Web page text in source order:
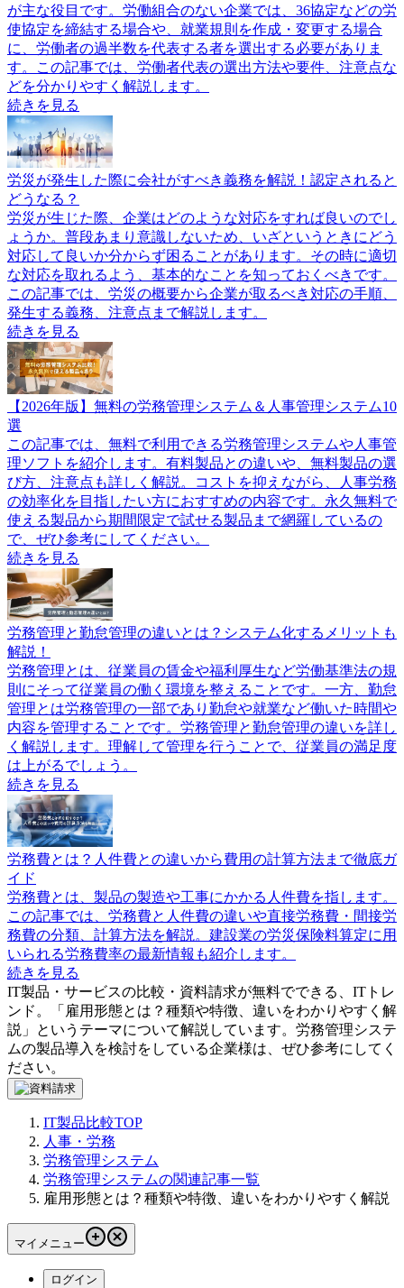
が主な役目です。労働組合のない企業では、36協定などの労
使協定を締結する場合や、就業規則を作成・変更する場合
に、労働者の過半数を代表する者を選出する必要がありま
す。この記事では、労働者代表の選出方法や要件、注意点な
どを分かりやすく解説します。
続きを見る
労災が発生した際に会社がすべき義務を解説！認定されると
どうなる？
労災が生じた際、企業はどのような対応をすれば良いのでし
ょうか。普段あまり意識しないため、いざというときにどう
対応して良いか分からず困ることがあります。その時に適切
な対応を取れるよう、基本的なことを知っておくべきです。
この記事では、労災の概要から企業が取るべき対応の手順、
発生する義務、注意点まで解説します。
続きを見る
【2026年版】無料の労務管理システム＆人事管理システム10
選
この記事では、無料で利用できる労務管理システムや人事管
理ソフトを紹介します。有料製品との違いや、無料製品の選
び方、注意点も詳しく解説。コストを抑えながら、人事労務
の効率化を目指したい方におすすめの内容です。永久無料で
使える製品から期間限定で試せる製品まで網羅しているの
で、ぜひ参考にしてください。
続きを見る
労務管理と勤怠管理の違いとは？システム化するメリットも
解説！
労務管理とは、従業員の賃金や福利厚生など労働基準法の規
則にそって従業員の働く環境を整えることです。一方、勤怠
管理とは労務管理の一部であり勤怠や就業など働いた時間や
内容を管理することです。労務管理と勤怠管理の違いを詳し
く解説します。理解して管理を行うことで、従業員の満足度
は上がるでしょう。
続きを見る
労務費とは？人件費との違いから費用の計算方法まで徹底ガ
イド
労務費とは、製品の製造や工事にかかる人件費を指します。
この記事では、労務費と人件費の違いや直接労務費・間接労
務費の分類、計算方法を解説。建設業の労災保険料算定に用
いられる労務費率の最新情報も紹介します。
続きを見る
IT製品・サービスの比較・資料請求が無料でできる、ITトレ
ンド。「 雇用形態とは？種類や特徴、違いをわかりやすく解
説 」というテーマについて解説しています。 労務管理システ
ムの製品導入を検討をしている企業様は、ぜひ参考にしてく
ださい。
IT製品比較TOP
人事・労務
労務管理システム
労務管理システムの関連記事一覧
雇用形態とは？種類や特徴、違いをわかりやすく解説
マイメニュー
ログイン